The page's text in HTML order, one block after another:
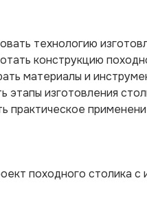
технологию
конструкцию
материалы и
этапы изготовления
практическое
походного столика